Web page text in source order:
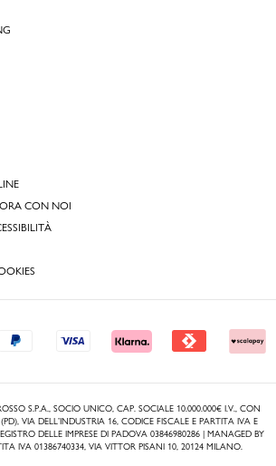
CON NOI
S.P.A., SOCIO UNICO, CAP. SOCIALE 10.000.000€ I.V., CON
VIA DELL’INDUSTRIA 16, CODICE FISCALE E PARTITA IVA E
DELLE IMPRESE DI PADOVA 03846980286 | MANAGED BY
IVA 01386740334, VIA VITTOR PISANI 10, 20124 MILANO.